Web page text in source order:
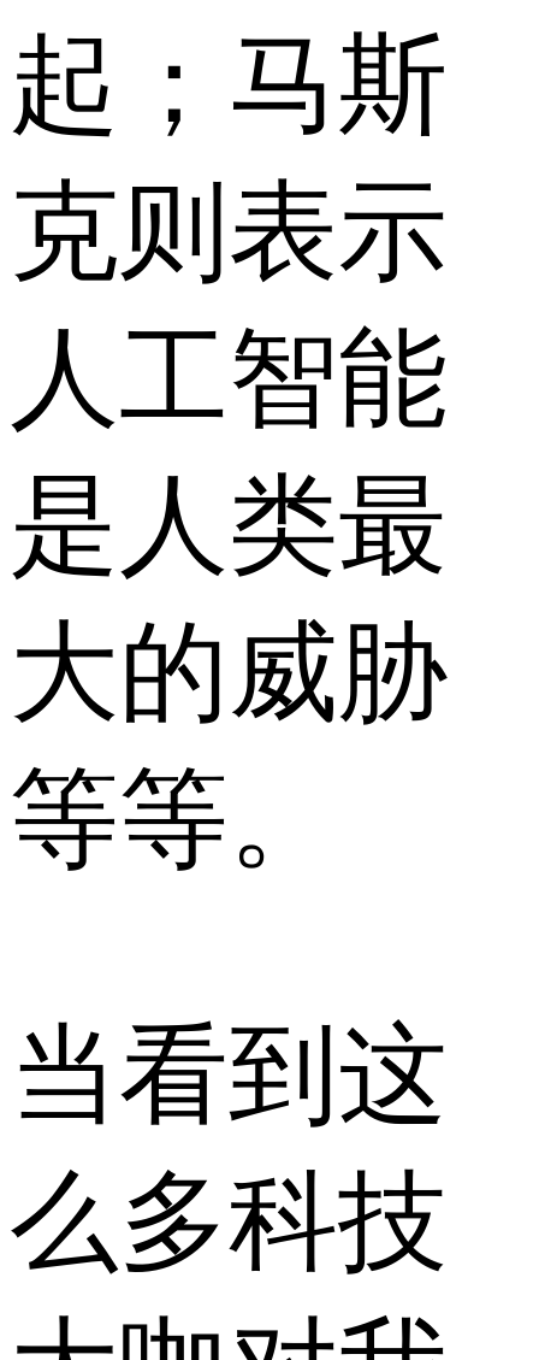
起；马斯
克则表示
人工智能
是人类最
大的威胁
等等。
当看到这
么多科技